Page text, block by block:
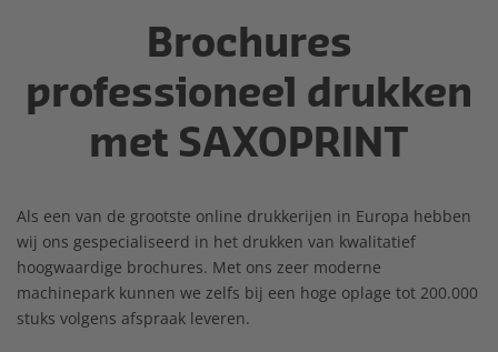
Brochures
professioneel drukken
met SAXOPRINT
Als een van de grootste online drukkerijen in Europa hebben
wij ons gespecialiseerd in het drukken van kwalitatief
hoogwaardige brochures. Met ons zeer moderne
machinepark kunnen we zelfs bij een hoge oplage tot 200.000
stuks volgens afspraak leveren.